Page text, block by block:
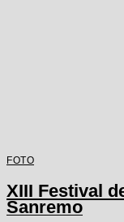
FOTO
XIII Festival
Sanremo